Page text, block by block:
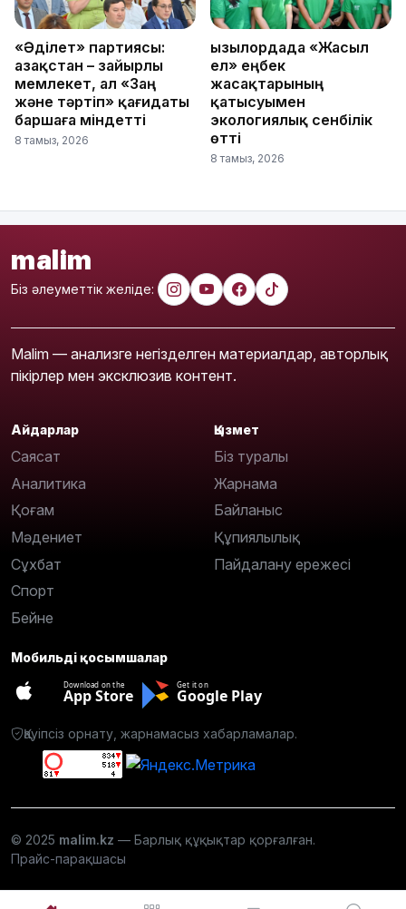
«Әділет» партиясы:
Қазақстан – зайырлы
мемлекет, ал «Заң
және тәртіп» қағидаты
баршаға міндетті
8 тамыз, 2026
Қызылордада «Жасыл
ел» еңбек
жасақтарының
қатысуымен
экологиялық сенбілік
өтті
8 тамыз, 2026
malim
Біз әлеуметтік желіде:
Malim — анализге негізделген материалдар, авторлық
пікірлер мен эксклюзив контент.
Айдарлар
Саясат
Аналитика
Қоғам
Мәдениет
Сұхбат
Спорт
Бейне
Қызмет
Біз туралы
Жарнама
Байланыс
Құпиялылық
Пайдалану ережесі
Мобильді қосымшалар
Download on the
App Store
Get it on
Google Play
Қауіпсіз орнату, жарнамасыз хабарламалар.
© 2025 malim.kz — Барлық құқықтар қорғалған.
Прайс-парақшасы